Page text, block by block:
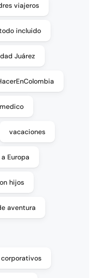
viajeros
incluido
Juárez
vacaciones
Europa
hijos
aventura